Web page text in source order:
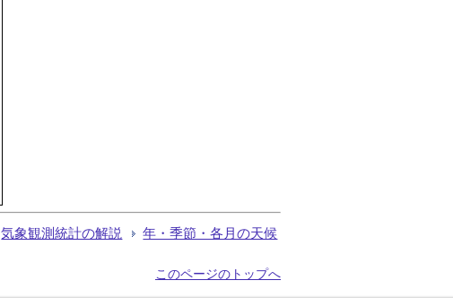
気象観測統計の解説 年・季節・各月の天候
このページのトップへ